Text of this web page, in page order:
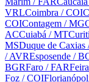
VRLCoimbra / COI
COIContagem / MG
ACCuiabá / MT
MSDuque de Caxias
/ AVREsposende /
BGRFaro / FAR
Foz / COI